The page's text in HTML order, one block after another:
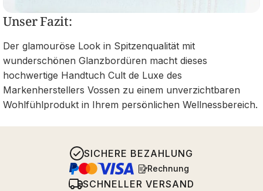
Unser Fazit:
Der glamouröse Look in Spitzenqualität mit
wunderschönen Glanzbordüren macht dieses
hochwertige Handtuch Cult de Luxe des
Markenherstellers Vossen zu einem unverzichtbaren
Wohlfühlprodukt in Ihrem persönlichen Wellnessbereich.
SICHERE BEZAHLUNG
Rechnung
SCHNELLER VERSAND